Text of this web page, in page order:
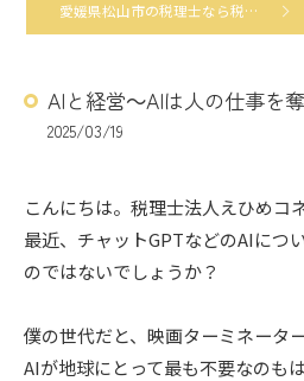
愛媛県松山市の税理士なら税理士法人えひめコネクト
AIと経営～AIは人の仕事を
2025/03/19
こんにちは。税理士法人えひめコ
最近、チャットGPTなどのAIにつ
のではないでしょうか？
僕の世代だと、映画ターミネータ
AIが地球にとって最も不要なのも